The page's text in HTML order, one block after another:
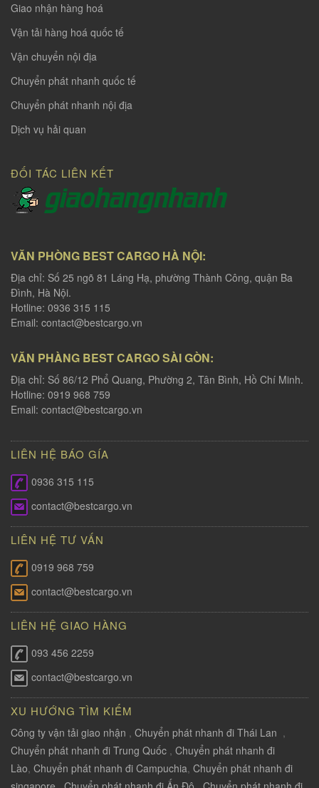
Giao nhận hàng hoá
Vận tải hàng hoá quốc tế
Vận chuyển nội địa
Chuyển phát nhanh quốc tế
Chuyển phát nhanh nội địa
Dịch vụ hải quan
ĐỐI TÁC LIÊN KẾT
VĂN PHÒNG BEST CARGO HÀ NỘI:
Địa chỉ: Số 25 ngõ 81 Láng Hạ, phường Thành Công, quận Ba
Đình, Hà Nội.
Hotline: 0936 315 115
Email: contact@bestcargo.vn
VĂN PHÀNG BEST CARGO SÀI GÒN:
Địa chỉ: Số 86/12 Phổ Quang, Phường 2, Tân Bình, Hồ Chí Minh.
Hotline: 0919 968 759
Email: contact@bestcargo.vn
LIÊN HỆ BÁO GÍA
0936 315 115
contact@bestcargo.vn
LIÊN HỆ TƯ VẤN
0919 968 759
contact@bestcargo.vn
LIÊN HỆ GIAO HÀNG
093 456 2259
contact@bestcargo.vn
XU HƯỚNG TÌM KIẾM
Công ty vận tải giao nhận , Chuyển phát nhanh đi Thái Lan ,
Chuyển phát nhanh đi Trung Quốc , Chuyển phát nhanh đi
Lào, Chuyển phát nhanh đi Campuchia, Chuyển phát nhanh đi